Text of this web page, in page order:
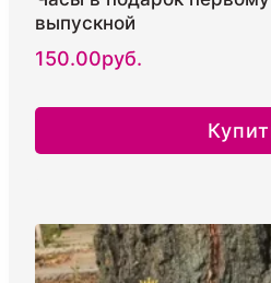
выпускной
150.00руб.